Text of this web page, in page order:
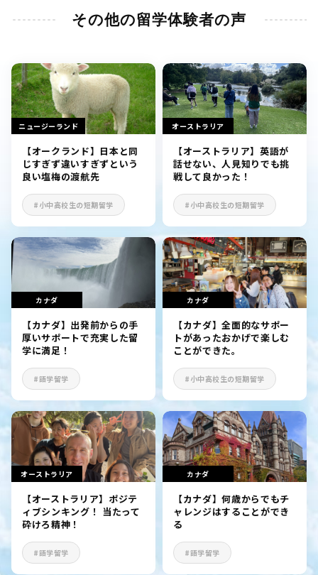
その他の留学体験者の声
ニュージーランド
【オークランド】日本と同
じすぎず違いすぎずという
良い塩梅の渡航先
#小中高校生の短期留学
オーストラリア
【オーストラリア】英語が
話せない、人見知りでも挑
戦して良かった！
#小中高校生の短期留学
カナダ
【カナダ】出発前からの手
厚いサポートで充実した留
学に満足！
#語学留学
カナダ
【カナダ】全面的なサポー
トがあったおかげで楽しむ
ことができた。
#小中高校生の短期留学
オーストラリア
【オーストラリア】ポジテ
ィブシンキング！ 当たって
砕けろ精神！
#語学留学
カナダ
【カナダ】何歳からでもチ
ャレンジはすることができ
る
#語学留学